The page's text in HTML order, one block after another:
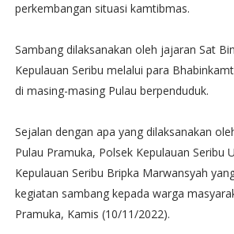
perkembangan situasi kamtibmas.
Sambang dilaksanakan oleh jajaran Sat
Kepulauan Seribu melalui para
di masing-masing Pulau berpenduduk.
Sejalan dengan apa yang dilaksanakan
Pulau Pramuka, Polsek Kepulauan Seribu
Kepulauan Seribu Bripka Marwansyah
kegiatan sambang kepada warga
Pramuka, Kamis (10/11/2022).